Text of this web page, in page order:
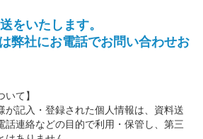
をいたします。
弊社にお電話でお問い合わせお
いて】
が記入・登録された個人情報は、資料送
話連絡などの目的で利用・保管し、第三